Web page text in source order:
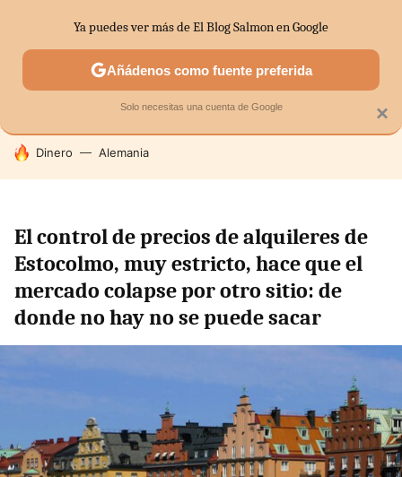
SECTORES ECONOMÍA DOMÉSTICA MERCADOS
HOY SE HABLA DE
Dinero Alemania
El control de precios de alquileres de
Estocolmo, muy estricto, hace que el
mercado colapse por otro sitio: de
donde no hay no se puede sacar
×
Ya puedes ver más de El Blog Salmon en Google
Añádenos como fuente preferida
Solo necesitas una cuenta de Google